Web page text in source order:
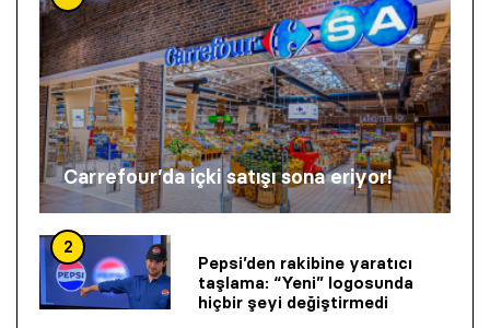
Carrefour’da içki satışı sona eriyor!
2
Pepsi’den rakibine yaratıcı
taşlama: “Yeni” logosunda
hiçbir şeyi değiştirmedi